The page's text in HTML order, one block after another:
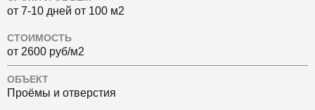
от 7-10 дней от 100 м2
СТОИМОСТЬ
от 2600 руб/м2
ОБЪЕКТ
Проёмы и отверстия